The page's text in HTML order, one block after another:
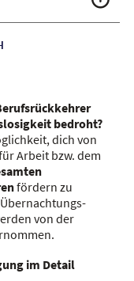
bedroht?
dich von
Arbeit bzw. dem
fördern zu
von der
im Detail